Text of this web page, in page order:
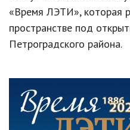
«Время ЛЭТИ», которая
пространстве под
Петроградского района.